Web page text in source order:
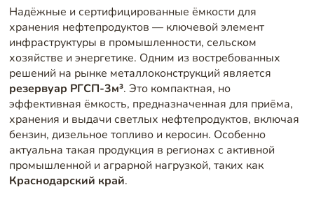
Надёжные и сертифицированные ёмкости для
хранения нефтепродуктов — ключевой элемент
инфраструктуры в промышленности, сельском
хозяйстве и энергетике. Одним из востребованных
решений на рынке металлоконструкций является
резервуар РГСП-3м³. Это компактная, но
эффективная ёмкость, предназначенная для приёма,
хранения и выдачи светлых нефтепродуктов, включая
бензин, дизельное топливо и керосин. Особенно
актуальна такая продукция в регионах с активной
промышленной и аграрной нагрузкой, таких как
Краснодарский край.